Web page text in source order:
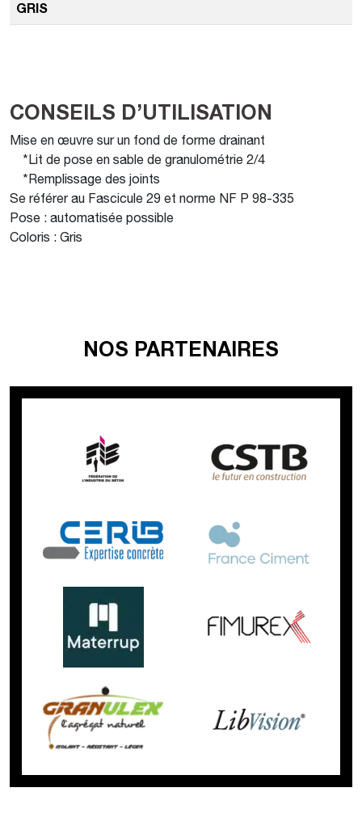
GRIS
CONSEILS D’UTILISATION
Mise en œuvre sur un fond de forme drainant
*Lit de pose en sable de granulométrie 2/4
*Remplissage des joints
Se référer au Fascicule 29 et norme NF P 98-335
Pose : automatisée possible
Coloris : Gris
NOS PARTENAIRES